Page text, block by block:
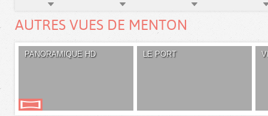
AUTRES VUES DE MENTON
PANORAMIQUE HD LE PORT